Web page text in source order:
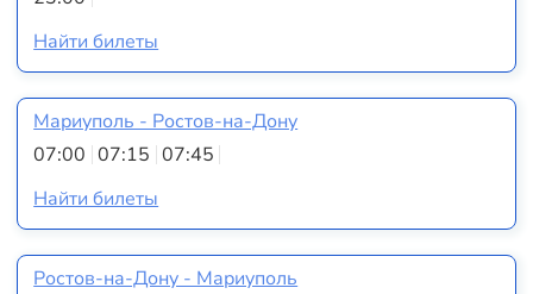
Найти билеты
Мариуполь - Ростов-на-Дону
07:00 07:15 07:45
Найти билеты
Ростов-на-Дону - Мариуполь